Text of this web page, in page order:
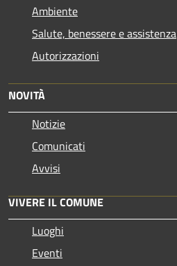
Ambiente
Salute, benessere e assistenza
Autorizzazioni
NOVITÀ
Notizie
Comunicati
Avvisi
VIVERE IL COMUNE
Luoghi
Eventi